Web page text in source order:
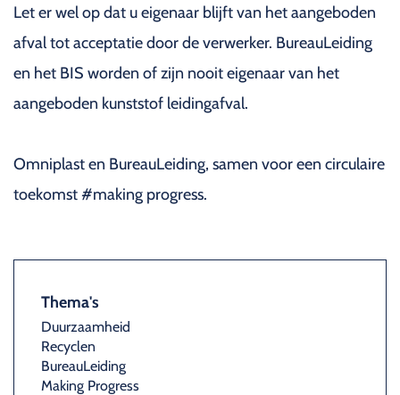
Let er wel op dat u eigenaar blijft van het aangeboden
afval tot acceptatie door de verwerker. BureauLeiding
en het BIS worden of zijn nooit eigenaar van het
aangeboden kunststof leidingafval.
Omniplast en BureauLeiding, samen voor een circulaire
toekomst #making progress.
Thema's
Duurzaamheid
Recyclen
BureauLeiding
Making Progress